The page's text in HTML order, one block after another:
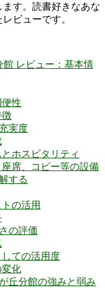
す。読書好きなあな
ビューです。
館 レビュー：基本情
性
徴
実度
ホスピタリティ
席、コピー等の設備
する
の活用
の評価
ての活用度
化
丘分館の強みと弱み